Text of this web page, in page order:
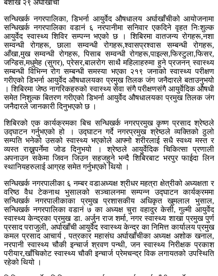
बैशाख २९ अर्घाखाँची
सन्धिखर्क नगरपालिका, डिभर्ना आयुर्वेद औषधालय अर्घाखाँचीको आयोजनामा
सन्धिखर्क नगरपालिका वडानं ६ नरपानीमा सनिवार एकदिने वृहत निःशुल्क
आयुर्वेद स्वास्थ्य शिविर सम्पन्न भएको छ । शिबिरमा वातजन्य रोगहरू,नशा
सम्वन्धी रोगहरू, छाला सम्वन्धी रोगहरू,श्वासप्रश्वास सम्बन्धी रोगहरू,
आँखा,मुख सम्वन्धी रोगहरू, पिसाब सम्वन्धी रोगहरू,पाइल्स,फिस्टुला,फिसर,
जन्डिस,मधुमेह (सुगर), प्रेसर,बालरोग साथै महिलाहरुमा हुने प्रजनन् स्वास्थ्य
सम्बन्धी विभिन्न रोग सम्बन्धी समस्या भएका २१९ जनाको स्वास्थ्य परीक्षण
गरीएको डिभर्ना आयुर्वेद औषधालयका प्रमुख तिलक जंग जनैदारले बताउनुभयो
। शिबिरमा जेष्ठ नागरिकहरुको स्वास्थ्य सेवा संगै परीक्षणसंगै आयुर्वेदिक औषधी
समेत निशुल्क बितरण गरीएको डिभर्ना आयुर्वेद औषधालयका प्रमुख तिलक जंग
जनैदारले जानकारी दिनुभएको छ ।
शिबिरको एक कार्यक्रमका बिच सन्धिखर्क नगरप्रमुख कृष्ण प्रसाद श्रेष्ठले
उद्घाटन गर्नुभएको हो । उद्घाटन गर्दे नगरप्रमुख श्रेष्ठले व्यक्तिको ठुलो
सम्पति भनेको उसको स्वास्थ्य भएकोले आफ्नो शरीरलाई सधै स्वथ्य मस्त र
व्यस्त राख्नुपर्नेमा जोड दिनुभयो । श्रेष्ठले आयुर्वेदिक चिकित्सा प्रणाली
अपनाउन सकेमा जिवन जिउन सहजहुने भन्दै शिबिरबाट भरपुर फाईदा लिन
स्थानियहरुलाई आग्रह समेत गर्नुभएको थियो ।
सन्धिखर्क नगरपालीका ६ नम्बर वडाअध्यक्ष श्रीधर महत्रा क्षेत्रीको अध्यक्षता र
वरिष्ठ वैध टेकनाथ भुसालको सञ्चालनमा सम्पन्न उद्घाटन कार्यक्रममा
सन्धिखर्क नगरपालीकाका प्रमुख प्रशासकीय अधिकृत खुमलाल भुसाल,
सन्धिखर्क नगरपालिका वडानं ७ का अध्यक्ष चुरा वहादुर केसी, गुल्मी आयुर्वेद
स्वास्थ्य केन्द्रका प्रमुख डा. अर्जुन राज शर्मा, नगर स्वास्थ्य शाखा प्रमुख पुर्ण
प्रसाद पराजुली, अर्घाखाँची आयुर्वेद स्वास्थ्य केन्द्र का निमित्त कार्यालय प्रमुख
कमल प्रसाद आचार्य , पत्रकार महासंघ अर्घाखाँचीका अध्यक्ष अशोक खनाल,
नरपानी स्वास्थ्य चौकी इन्चार्ज श्रवण पन्थी, जन स्वास्थ्य निरीक्षक प्रकाश
परीयार,खाँचिकोट स्वास्थ्य चौकी इन्चार्ज प्रेमचन्द्र विक लगायतको उपस्थिति
रहेको थियो ।